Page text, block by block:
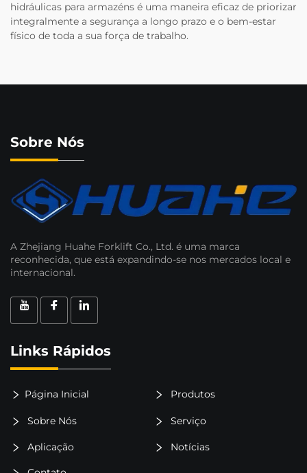
hidráulicas para armazéns é uma maneira eficaz de priorizar
integralmente a segurança a longo prazo e o bem-estar
físico de toda a sua força de trabalho.
Sobre Nós
A Zhejiang Huahe Forklift Co., Ltd. é uma marca
reconhecida, que está expandindo-se nos mercados local e
internacional.
Links Rápidos
Página Inicial Produtos
Sobre Nós Serviço
Aplicação Notícias